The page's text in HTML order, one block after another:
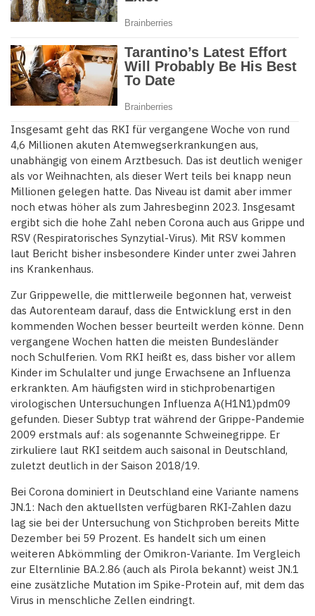
Insgesamt geht das RKI für vergangene Woche von rund
4,6 Millionen akuten Atemwegserkrankungen aus,
unabhängig von einem Arztbesuch. Das ist deutlich weniger
als vor Weihnachten, als dieser Wert teils bei knapp neun
Millionen gelegen hatte. Das Niveau ist damit aber immer
noch etwas höher als zum Jahresbeginn 2023. Insgesamt
ergibt sich die hohe Zahl neben Corona auch aus Grippe und
RSV (Respiratorisches Synzytial-Virus). Mit RSV kommen
laut Bericht bisher insbesondere Kinder unter zwei Jahren
ins Krankenhaus.
Zur Grippewelle, die mittlerweile begonnen hat, verweist
das Autorenteam darauf, dass die Entwicklung erst in den
kommenden Wochen besser beurteilt werden könne. Denn
vergangene Wochen hatten die meisten Bundesländer
noch Schulferien. Vom RKI heißt es, dass bisher vor allem
Kinder im Schulalter und junge Erwachsene an Influenza
erkrankten. Am häufigsten wird in stichprobenartigen
virologischen Untersuchungen Influenza A(H1N1)pdm09
gefunden. Dieser Subtyp trat während der Grippe-Pandemie
2009 erstmals auf: als sogenannte Schweinegrippe. Er
zirkuliere laut RKI seitdem auch saisonal in Deutschland,
zuletzt deutlich in der Saison 2018/19.
Bei Corona dominiert in Deutschland eine Variante namens
JN.1: Nach den aktuellsten verfügbaren RKI-Zahlen dazu
lag sie bei der Untersuchung von Stichproben bereits Mitte
Dezember bei 59 Prozent. Es handelt sich um einen
weiteren Abkömmling der Omikron-Variante. Im Vergleich
zur Elternlinie BA.2.86 (auch als Pirola bekannt) weist JN.1
eine zusätzliche Mutation im Spike-Protein auf, mit dem das
Virus in menschliche Zellen eindringt.